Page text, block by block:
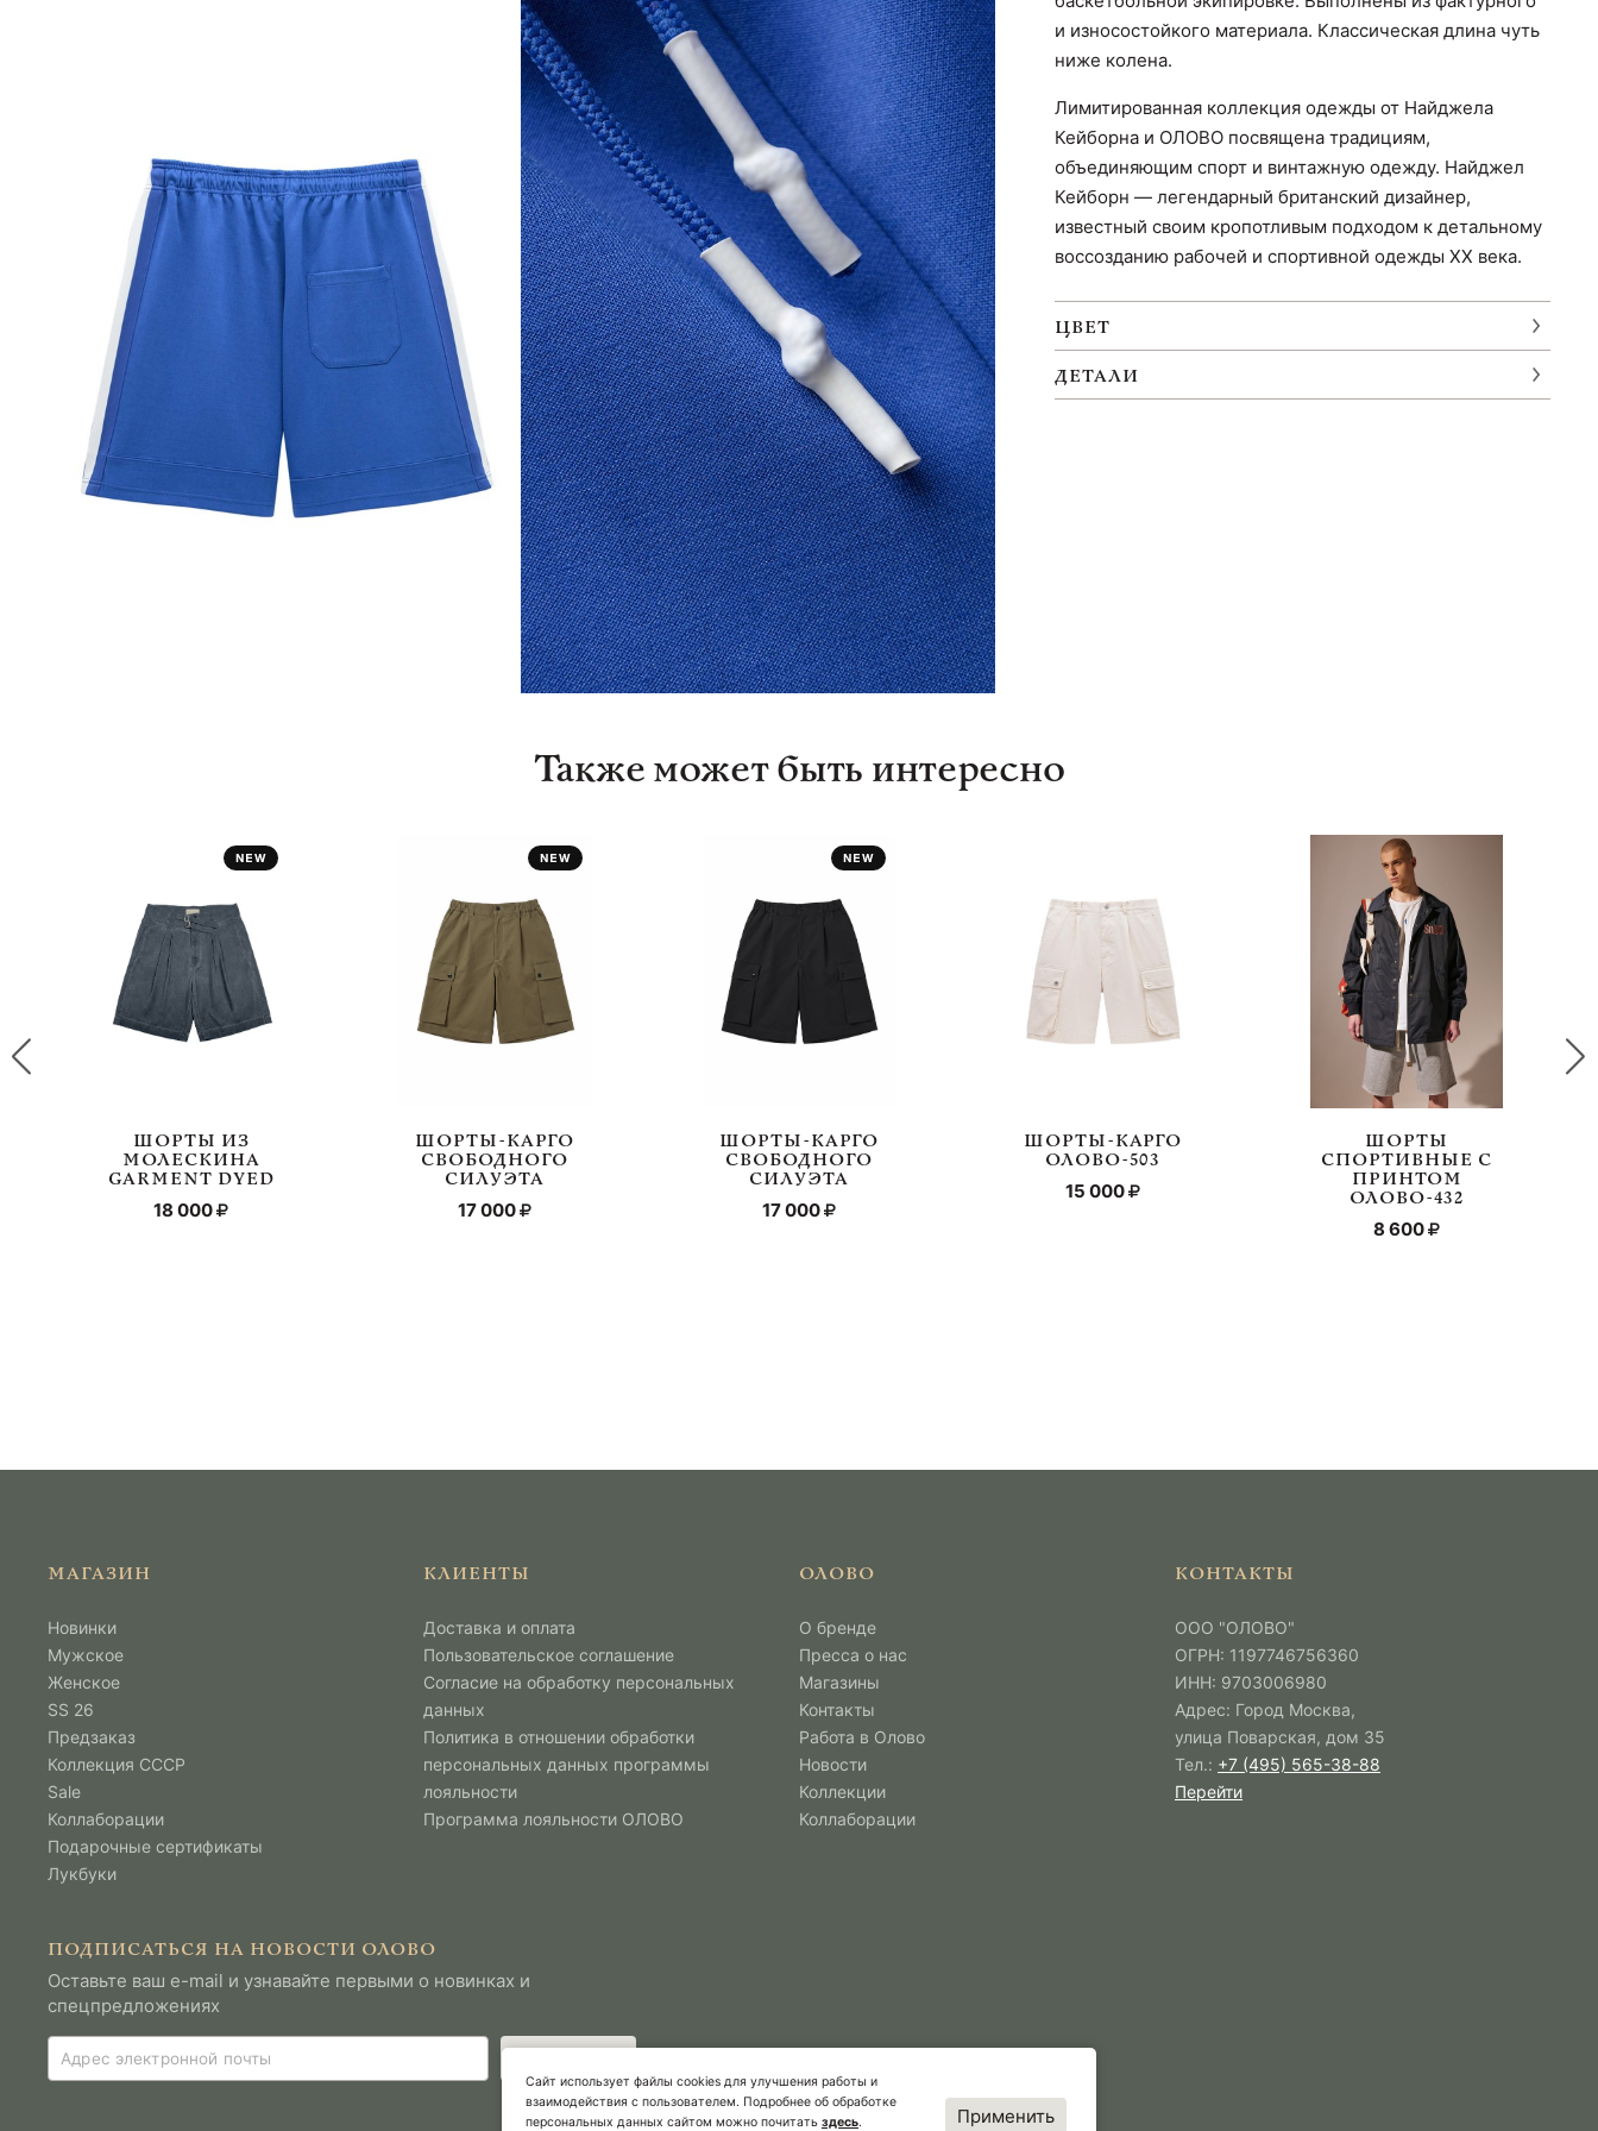
и износостойкого материала. Классическая длина чуть
ниже колена.
Лимитированная коллекция одежды от Найджела
Кейборна и ОЛОВО посвящена традициям,
объединяющим спорт и винтажную одежду. Найджел
Кейборн — легендарный британский дизайнер,
известный своим кропотливым подходом к детальному
воссозданию рабочей и спортивной одежды XX века.
ЦВЕТ
ДЕТАЛИ
Также может быть интересно
ШОРТЫ ИЗ
МОЛЕСКИНА
GARMENT DYED
18 000
ШОРТЫ-КАРГО
СВОБОДНОГО
СИЛУЭТА
17 000
ШОРТЫ-КАРГО
СВОБОДНОГО
СИЛУЭТА
17 000
ШОРТЫ-КАРГО
ОЛОВО-503
15 000
ШОРТЫ
СПОРТИВНЫЕ С
ПРИНТОМ
ОЛОВО-432
8 600
Сайт использует файлы cookies для улучшения работы и
взаимодействия с пользователем. Подробнее об обработке
персональных данных сайтом можно почитать здесь. Применить
МАГАЗИН
Новинки
Мужcкое
Женское
SS 26
Предзаказ
Коллекция СССР
Sale
Коллаборации
Подарочные сертификаты
Лукбуки
КЛИЕНТЫ
Доставка и оплата
Пользовательское соглашение
Согласие на обработку персональных
данных
Политика в отношении обработки
персональных данных программы
лояльности
Программа лояльности ОЛОВО
ОЛОВО
О бренде
Пресса о нас
Магазины
Контакты
Работа в Олово
Новости
Коллекции
Коллаборации
КОНТАКТЫ
ООО "ОЛОВО"
ОГРН: 1197746756360
ИНН: 9703006980
Адрес: Город Москва,
улица Поварская, дом 35
Тел.: +7 (495) 565-38-88
Перейти
ПОДПИСАТЬСЯ НА НОВОСТИ ОЛОВО
Оставьте ваш e-mail и узнавайте первыми о новинках и
спецпредложениях